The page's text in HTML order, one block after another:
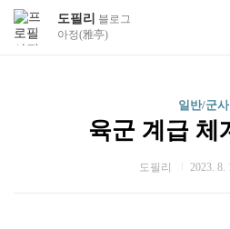
도필리 블로그
아정(雅亭)
일반/군사
육군 계급 체
도필리 2023. 8.